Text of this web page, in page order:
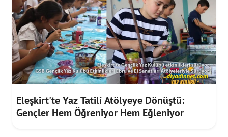
Eleşkirt'te Yaz Tatili Atölyeye Dönüştü:
Gençler Hem Öğreniyor Hem Eğleniyor